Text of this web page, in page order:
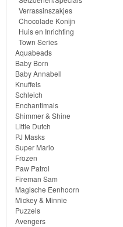
10
Fairies
Megabloks
Monster
High
My
Little
Pony
Finding
Dory
Verrassinszakjes
Chocolade Konijn
Huis en Inrichting
Town Series
Aquabeads
Baby Born
Baby Annabell
Knuffels
Schleich
Enchantimals
Shimmer & Shine
Little Dutch
PJ Masks
Super Mario
Frozen
Paw Patrol
Fireman Sam
Magische Eenhoorn
Mickey & Minnie
Puzzels
Avengers